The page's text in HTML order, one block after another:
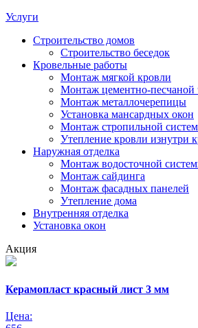
Услуги
Строительство домов
Строительство беседок
Кровельные работы
Монтаж мягкой кровли
Монтаж цементно-песчаной
Монтаж металлочерепицы
Установка мансардных окон
Монтаж стропильной
Утепление кровли изнутри
Наружная отделка
Монтаж водосточной
Монтаж сайдинга
Монтаж фасадных панелей
Утепление дома
Внутренняя отделка
Установка окон
Акция
Керамопласт красный лист 3 мм
Цена: